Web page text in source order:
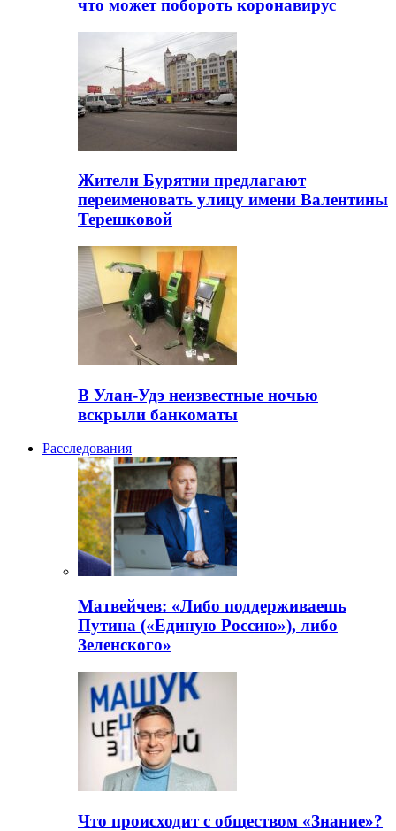
что может побороть коронавирус
Жители Бурятии предлагают
переименовать улицу имени Валентины
Терешковой
В Улан-Удэ неизвестные ночью
вскрыли банкоматы
Расследования
Матвейчев: «Либо поддерживаешь
Путина («Единую Россию»), либо
Зеленского»
Что происходит с обществом «Знание»?